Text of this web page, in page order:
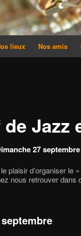
lieux Nos amis
de Jazz
27
plaisir d’organiser le
nous retrouver dans